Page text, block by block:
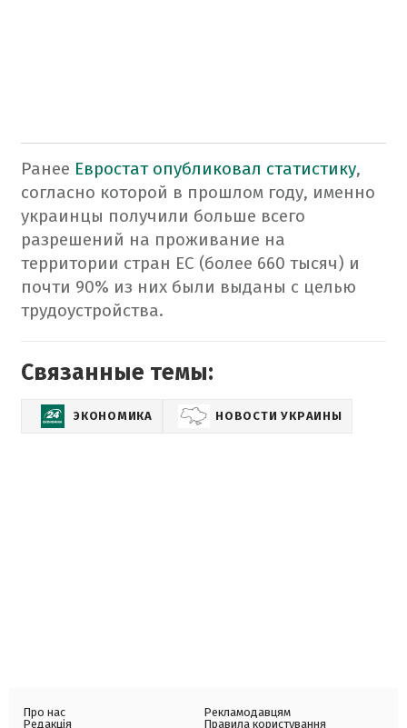
Ранее Евростат опубликовал статистику,
согласно которой в прошлом году, именно
украинцы получили больше всего
разрешений на проживание на
территории стран ЕС (более 660 тысяч) и
почти 90% из них были выданы с целью
трудоустройства.
Связанные темы:
ЭКОНОМИКА НОВОСТИ УКРАИНЫ
Про нас
Редакція
Рекламодавцям
Правила користування